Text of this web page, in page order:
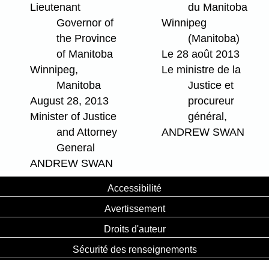
Lieutenant
Governor of
the Province
of Manitoba
Winnipeg,
Manitoba
August 28, 2013
Minister of Justice
and Attorney
General
ANDREW SWAN
du Manitoba
Winnipeg
(Manitoba)
Le 28 août 2013
Le ministre de la
Justice et
procureur
général,
ANDREW SWAN
Accessibilité
Avertissement
Droits d'auteur
Sécurité des renseignements